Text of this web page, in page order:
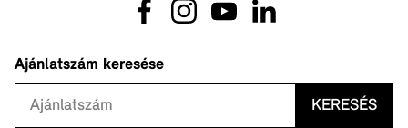
Ajánlatszám keresése
KERESÉS